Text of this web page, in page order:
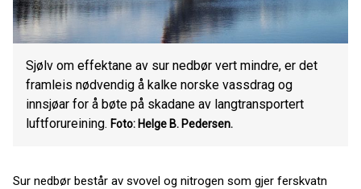
Sjølv om effektane av sur nedbør vert mindre, er det
framleis nødvendig å kalke norske vassdrag og
innsjøar for å bøte på skadane av langtransportert
luftforureining. Foto: Helge B. Pedersen.
Sur nedbør består av svovel og nitrogen som gjer ferskvatn